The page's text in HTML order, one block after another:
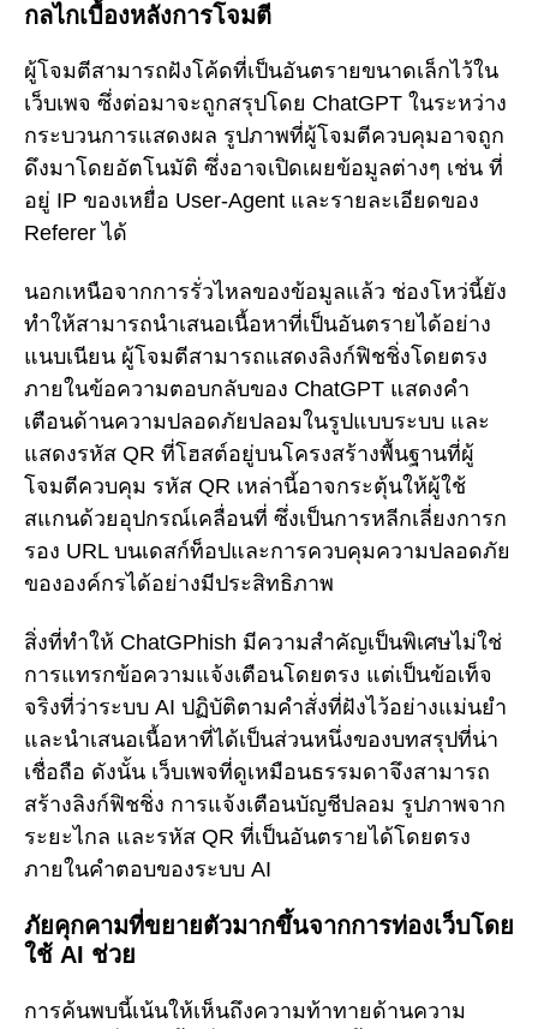
กลไกเบื้องหลังการโจมตี
ผู้โจมตีสามารถฝังโค้ดที่เป็นอันตรายขนาดเล็กไว้ใน
เว็บเพจ ซึ่งต่อมาจะถูกสรุปโดย ChatGPT ในระหว่าง
กระบวนการแสดงผล รูปภาพที่ผู้โจมตีควบคุมอาจถูก
ดึงมาโดยอัตโนมัติ ซึ่งอาจเปิดเผยข้อมูลต่างๆ เช่น ที่
อยู่ IP ของเหยื่อ User-Agent และรายละเอียดของ
Referer ได้
นอกเหนือจากการรั่วไหลของข้อมูลแล้ว ช่องโหว่นี้ยัง
ทำให้สามารถนำเสนอเนื้อหาที่เป็นอันตรายได้อย่าง
แนบเนียน ผู้โจมตีสามารถแสดงลิงก์ฟิชชิ่งโดยตรง
ภายในข้อความตอบกลับของ ChatGPT แสดงคำ
เตือนด้านความปลอดภัยปลอมในรูปแบบระบบ และ
แสดงรหัส QR ที่โฮสต์อยู่บนโครงสร้างพื้นฐานที่ผู้
โจมตีควบคุม รหัส QR เหล่านี้อาจกระตุ้นให้ผู้ใช้
สแกนด้วยอุปกรณ์เคลื่อนที่ ซึ่งเป็นการหลีกเลี่ยงการก
รอง URL บนเดสก์ท็อปและการควบคุมความปลอดภัย
ขององค์กรได้อย่างมีประสิทธิภาพ
สิ่งที่ทำให้ ChatGPhish มีความสำคัญเป็นพิเศษไม่ใช่
การแทรกข้อความแจ้งเตือนโดยตรง แต่เป็นข้อเท็จ
จริงที่ว่าระบบ AI ปฏิบัติตามคำสั่งที่ฝังไว้อย่างแม่นยำ
และนำเสนอเนื้อหาที่ได้เป็นส่วนหนึ่งของบทสรุปที่น่า
เชื่อถือ ดังนั้น เว็บเพจที่ดูเหมือนธรรมดาจึงสามารถ
สร้างลิงก์ฟิชชิ่ง การแจ้งเตือนบัญชีปลอม รูปภาพจาก
ระยะไกล และรหัส QR ที่เป็นอันตรายได้โดยตรง
ภายในคำตอบของระบบ AI
ภัยคุกคามที่ขยายตัวมากขึ้นจากการท่องเว็บโดย
ใช้ AI ช่วย
การค้นพบนี้เน้นให้เห็นถึงความท้าทายด้านความ